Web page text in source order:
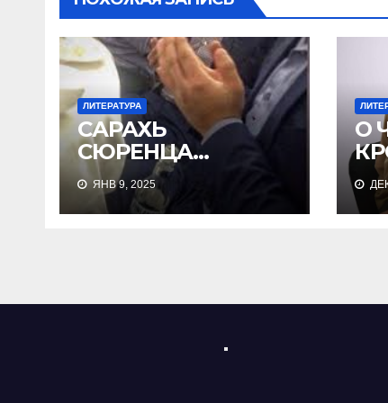
ЛИТЕРАТУРА
САРАХЬ
СЮРЕНЦА…
ЯНВ 9, 2025
О